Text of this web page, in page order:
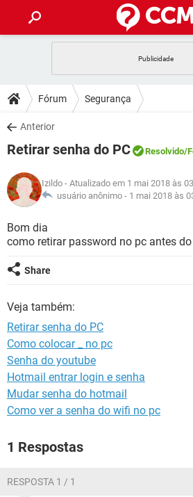
CELULAR
OUTLOOK
INSTAGRAM GMAIL
GUIA DE COMPRAS
DICAS
JOGOS
INSTAGRAM GMAIL
GUIA DE COMPRAS
DOWNLOADS
JOGOS
CELULAR
OUTLOOK EXCEL
INSTAGRAM
GUIA DE COMPRAS
JOGOS
CELULAR
OUTLOOK
GLOSSÁRIO
JOGOS
CELULAR
OUTLOOK
GUIA DE COMPRAS
Fórum Segurança
Anterior
Retirar senha do PC Resolvido/
Izildo - Atualizado em 1 mai 2018 às
usuário anônimo - 1 mai 2018 às
Bom dia
como retirar password no pc antes
Share
Veja também:
Retirar senha do PC
Como colocar _ no pc
Senha do youtube
Hotmail entrar login e senha
Mudar senha do hotmail
Como ver a senha do wifi no pc
1 Respostas
RESPOSTA 1 / 1